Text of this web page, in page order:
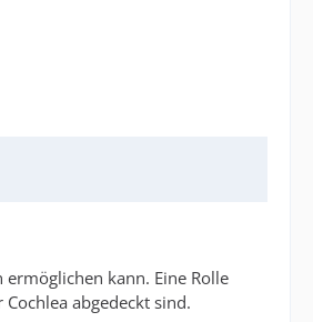
kann. Eine Rolle
abgedeckt sind.